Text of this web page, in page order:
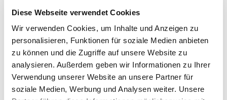
Diese Webseite verwendet Cookies
Wir verwenden Cookies, um Inhalte und Anzeigen zu
personalisieren, Funktionen für soziale Medien anbieten
zu können und die Zugriffe auf unsere Website zu
analysieren. Außerdem geben wir Informationen zu Ihrer
Verwendung unserer Website an unsere Partner für
soziale Medien, Werbung und Analysen weiter. Unsere
vorhanden
Mindestbestände & dispositive
Wiederbeschaffung
Planung statt Bauchgefühl
Vorher: Bestellung auf Zuruf mit Über- oder